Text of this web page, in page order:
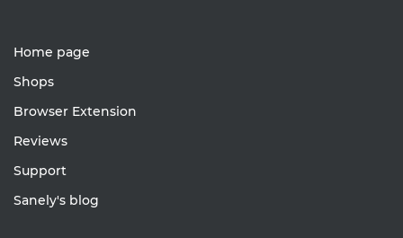
Home page
Shops
Browser Extension
Reviews
Support
Sanely's blog